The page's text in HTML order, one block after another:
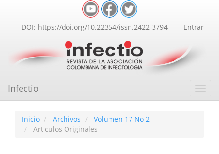
Contenido
principal
lateral
DOI: https://doi.org/10.22354/issn.2422-3794 Entrar
Infectio
Inicio Archivos
Volumen 17 No 2
Articulos Originales